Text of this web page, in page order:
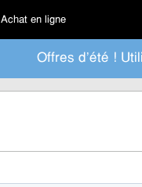
Achat en ligne
Offres d'été !